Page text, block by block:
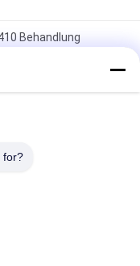
Behandlung
Lotion Pumpe
for?